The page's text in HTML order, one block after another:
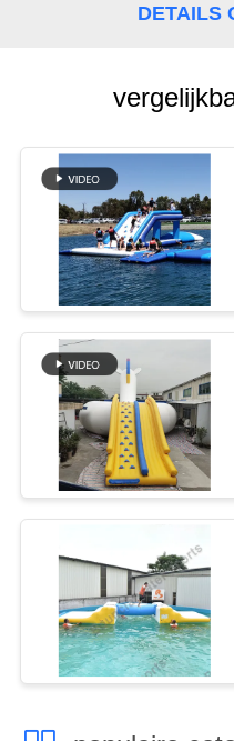
PRIVACY
POLICY
DETAILS